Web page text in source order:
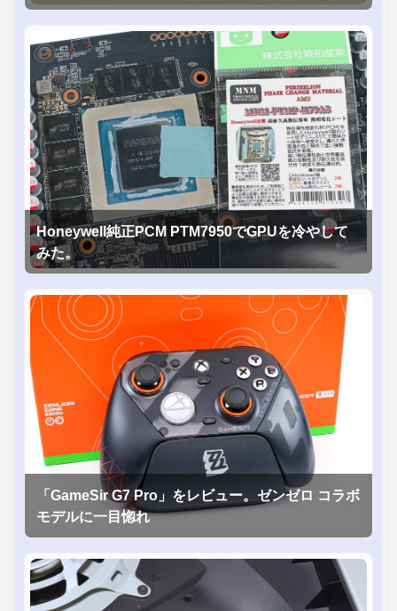
Honeywell純正PCM PTM7950でGPUを冷やして
みた。
「GameSir G7 Pro」をレビュー。ゼンゼロ コラボ
モデルに一目惚れ